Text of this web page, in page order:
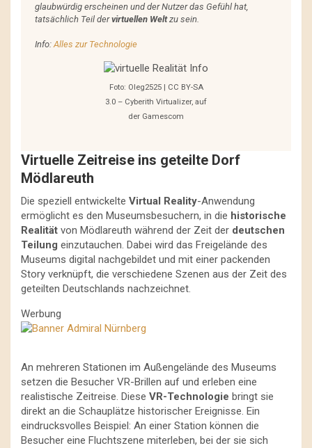
glaubwürdig erscheinen und der Nutzer das Gefühl hat,
tatsächlich Teil dervirtuellen Weltzu sein.
Info:Alles zur Technologie
Foto: Oleg2525 | CC BY-SA
3.0 – Cyberith Virtualizer, auf
der Gamescom
Virtuelle Zeitreise ins geteilte Dorf
Mödlareuth
Die speziell entwickelte Virtual Reality-Anwendung
ermöglicht es den Museumsbesuchern, in die historische
Realität von Mödlareuth während der Zeit der deutschen
Teilung einzutauchen. Dabei wird das Freigelände des
Museums digital nachgebildet und mit einer packenden
Story verknüpft, die verschiedene Szenen aus der Zeit des
geteilten Deutschlands nachzeichnet.
Werbung
An mehreren Stationen im Außengelände des Museums
setzen die Besucher VR-Brillen auf und erleben eine
realistische Zeitreise. Diese VR-Technologie bringt sie
direkt an die Schauplätze historischer Ereignisse. Ein
eindrucksvolles Beispiel: An einer Station können die
Besucher eine Fluchtszene miterleben, bei der sie sich